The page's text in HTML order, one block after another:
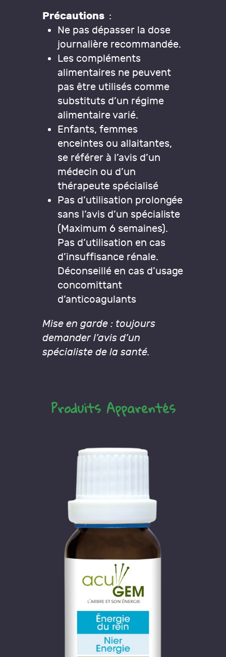
Précautions :
Ne pas dépasser la dose
journalière recommandée.
Les compléments
alimentaires ne peuvent
pas être utilisés comme
substituts d’un régime
alimentaire varié.
Enfants, femmes
enceintes ou allaitantes,
se référer à l’avis d’un
médecin ou d’un
thérapeute spécialisé
Pas d’utilisation prolongée
sans l’avis d’un spécialiste
(Maximum 6 semaines).
Pas d’utilisation en cas
d’insuffisance rénale.
Déconseillé en cas d’usage
concomittant
d’anticoagulants
Mise en garde : toujours
demander l’avis d’un
spécialiste de la santé.
Produits Apparentés